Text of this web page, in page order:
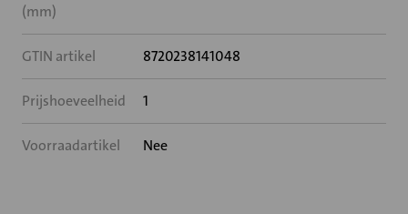
(mm)
GTIN artikel 8720238141048
Prijshoeveelheid 1
Voorraadartikel Nee